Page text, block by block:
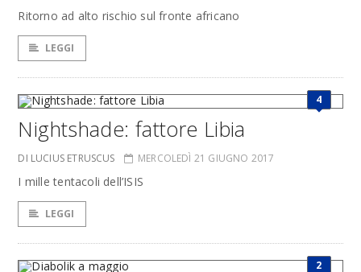
Ritorno ad alto rischio sul fronte africano
LEGGI
4
Nightshade: fattore Libia
DI LUCIUS ETRUSCUS MERCOLEDÌ 21 GIUGNO 2017
I mille tentacoli dell’ISIS
LEGGI
2